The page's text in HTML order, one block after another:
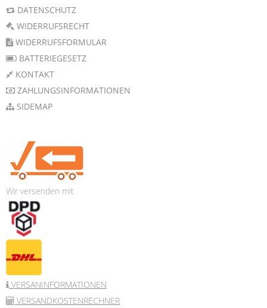
DATENSCHUTZ
WIDERRUFSRECHT
WIDERRUFSFORMULAR
BATTERIEGESETZ
KONTAKT
ZAHLUNGSINFORMATIONEN
SIDEMAP
Wir versenden mit
VERSANINFORMATIONEN
VERSANDKOSTENRECHNER